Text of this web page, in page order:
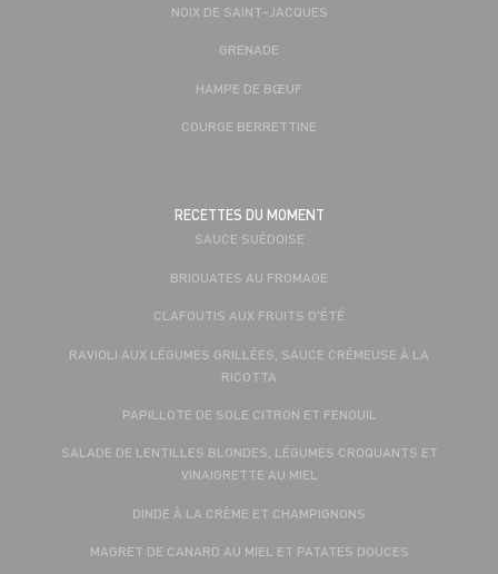
NOIX DE SAINT-JACQUES
GRENADE
HAMPE DE BŒUF
COURGE BERRETTINE
RECETTES DU MOMENT
SAUCE SUÉDOISE
BRIOUATES AU FROMAGE
CLAFOUTIS AUX FRUITS D'ÉTÉ
RAVIOLI AUX LÉGUMES GRILLÉES, SAUCE CRÉMEUSE À LA
RICOTTA
PAPILLOTE DE SOLE CITRON ET FENOUIL
SALADE DE LENTILLES BLONDES, LÉGUMES CROQUANTS ET
VINAIGRETTE AU MIEL
DINDE À LA CRÈME ET CHAMPIGNONS
MAGRET DE CANARD AU MIEL ET PATATES DOUCES